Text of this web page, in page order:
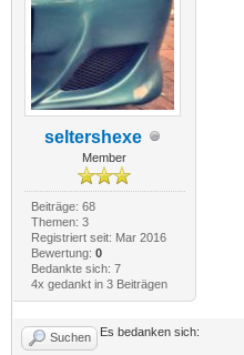
seltershexe
Member
Beiträge: 68
Themen: 3
Registriert seit: Mar 2016
Bewertung: 0
Bedankte sich: 7
4x gedankt in 3 Beiträgen
Suchen Es bedanken sich: